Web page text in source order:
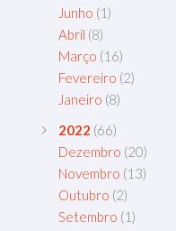
Junho (1)
Abril (8)
Março (16)
Fevereiro (2)
Janeiro (8)
2022 (66)
Dezembro (20)
Novembro (13)
Outubro (2)
Setembro (1)